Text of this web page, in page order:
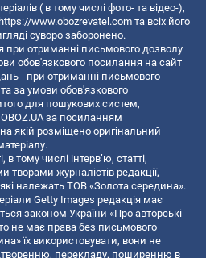
( в тому числі фото- та відео-),
https://www.obozrevatel.com та всіх його
суворо заборонено.
при отриманні письмового дозволу
обов'язкового посилання на сайт
- при отриманні письмового
за умови обов'язкового
для пошукових систем,
за посиланням
якій розміщено оригінальний
тому числі інтерв’ю, статті,
журналістів редакції,
належать ТОВ «Золота середина».
Getty Images редакція має
законом України «Про авторські
не має права без письмового
їх використовувати, вони не
перекладу, поширенню в